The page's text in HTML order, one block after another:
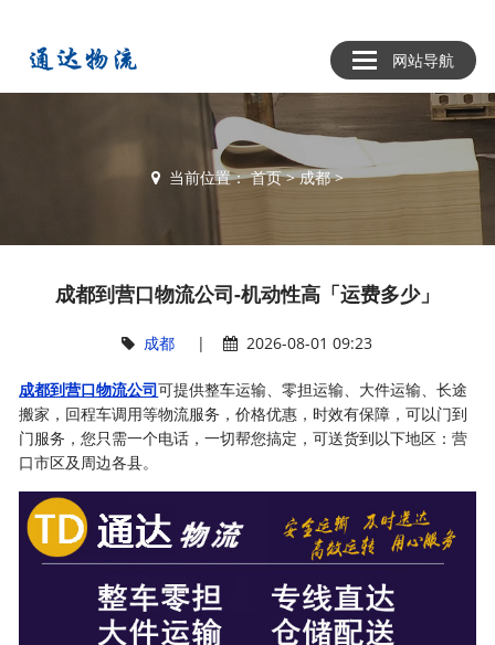
网站导航
当前位置：首页>成都>
成都到营口物流公司-机动性高「运费多少」
成都 | 2026-08-01 09:23
成都到营口物流公司可提供整车运输、零担运输、大件运输、长途
搬家，回程车调用等物流服务，价格优惠，时效有保障，可以门到
门服务，您只需一个电话，一切帮您搞定，可送货到以下地区：营
口市区及周边各县。